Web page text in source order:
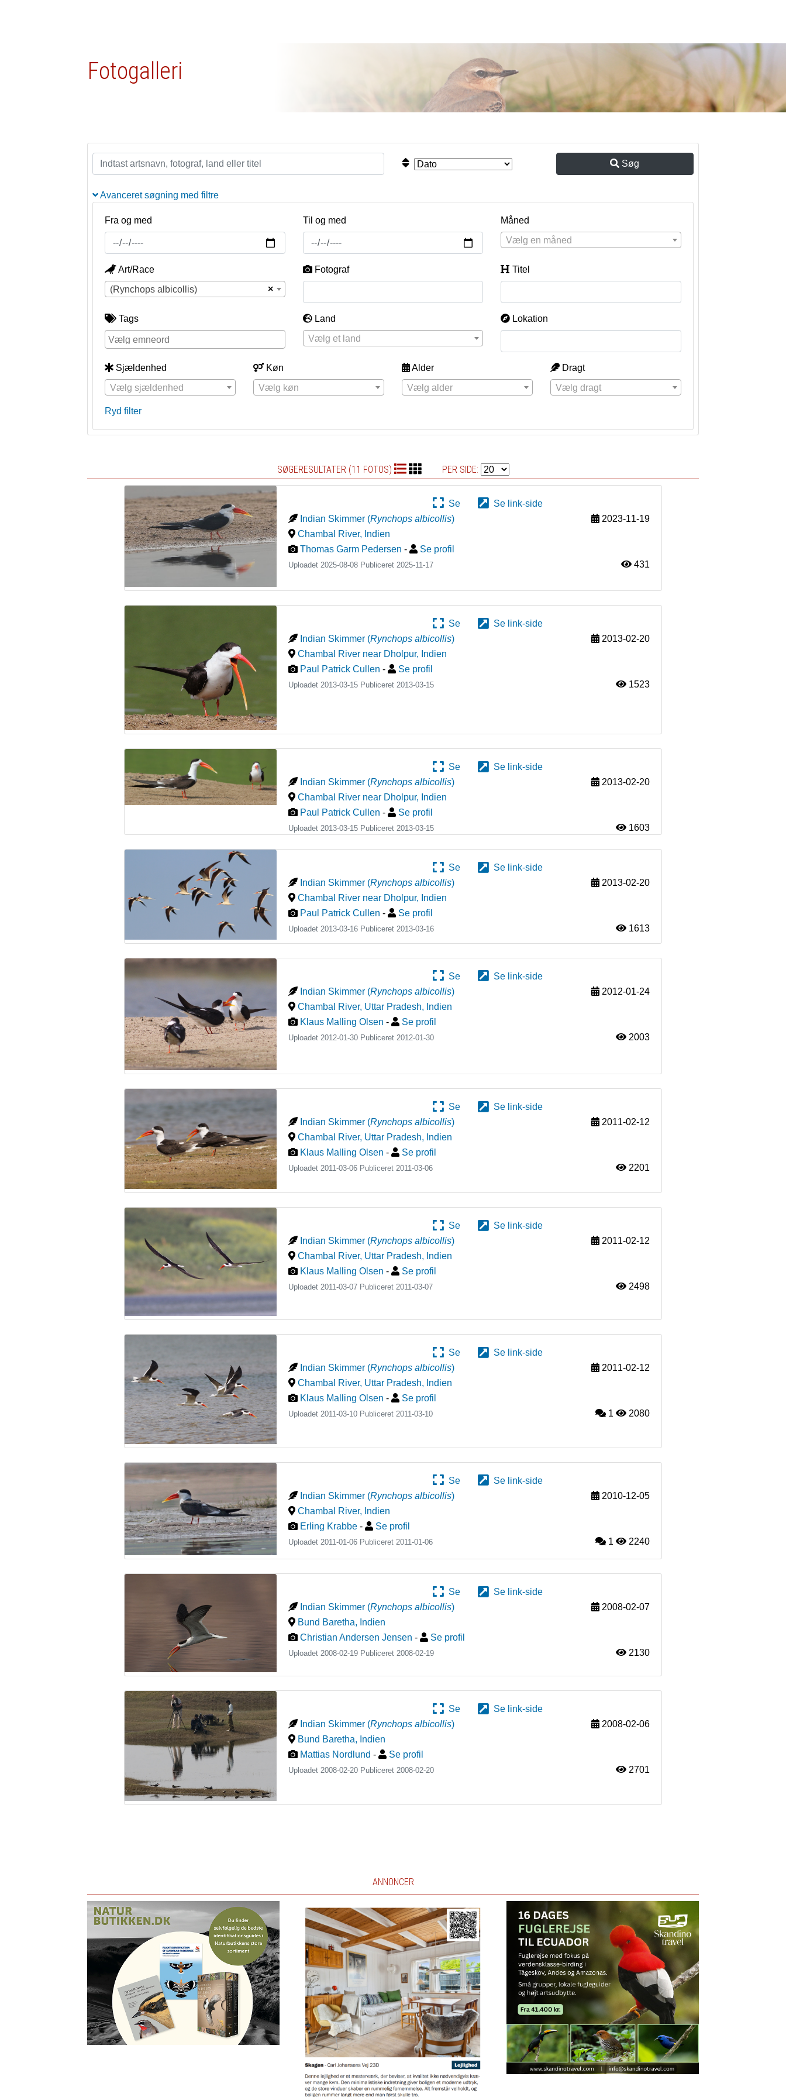
Fotogalleri
Søg
Avanceret søgning med filtre
Fra og med Til og med
Måned
Vælg en måned
Art/Race
×
(Rynchops albicollis)
Fotograf Titel
Tags
Land
Vælg et land
Lokation
Sjældenhed
Vælg sjældenhed
Køn
Vælg køn
Alder
Vælg alder
Dragt
Vælg dragt
Ryd filter
SØGERESULTATER (11 FOTOS) PER SIDE:
Se
Se link-side
Indian Skimmer (Rynchops albicollis)
2023-11-19
Chambal River, Indien
Thomas Garm Pedersen - Se profil
Uploadet 2025-08-08 Publiceret2025-11-17 431
Se
Se link-side
Indian Skimmer (Rynchops albicollis)
2013-02-20
Chambal River near Dholpur, Indien
Paul Patrick Cullen- Se profil
Uploadet 2013-03-15 Publiceret2013-03-15 1523
Se
Se link-side
Indian Skimmer (Rynchops albicollis)
2013-02-20
Chambal River near Dholpur, Indien
Paul Patrick Cullen- Se profil
Uploadet 2013-03-15 Publiceret2013-03-15 1603
Se
Se link-side
Indian Skimmer (Rynchops albicollis)
2013-02-20
Chambal River near Dholpur, Indien
Paul Patrick Cullen- Se profil
Uploadet 2013-03-16 Publiceret2013-03-16 1613
Se
Se link-side
Indian Skimmer (Rynchops albicollis)
2012-01-24
Chambal River, Uttar Pradesh, Indien
Klaus Malling Olsen - Se profil
Uploadet 2012-01-30 Publiceret 2012-01-30 2003
Se
Se link-side
Indian Skimmer (Rynchops albicollis)
2011-02-12
Chambal River, Uttar Pradesh, Indien
Klaus Malling Olsen - Se profil
Uploadet 2011-03-06 Publiceret2011-03-06 2201
Se
Se link-side
Indian Skimmer (Rynchops albicollis)
2011-02-12
Chambal River, Uttar Pradesh, Indien
Klaus Malling Olsen - Se profil
Uploadet 2011-03-07 Publiceret2011-03-07 2498
Se
Se link-side
Indian Skimmer (Rynchops albicollis)
2011-02-12
Chambal River, Uttar Pradesh, Indien
Klaus Malling Olsen - Se profil
Uploadet 2011-03-10 Publiceret2011-03-10 1 2080
Se
Se link-side
Indian Skimmer (Rynchops albicollis)
2010-12-05
Chambal River, Indien
Erling Krabbe - Se profil
Uploadet 2011-01-06 Publiceret 2011-01-06 1 2240
Se
Se link-side
Indian Skimmer (Rynchops albicollis)
2008-02-07
Bund Baretha, Indien
Christian Andersen Jensen - Se profil
Uploadet 2008-02-19 Publiceret2008-02-19 2130
Se
Se link-side
Indian Skimmer (Rynchops albicollis)
2008-02-06
Bund Baretha, Indien
Mattias Nordlund - Se profil
Uploadet 2008-02-20 Publiceret2008-02-20 2701
ANNONCER